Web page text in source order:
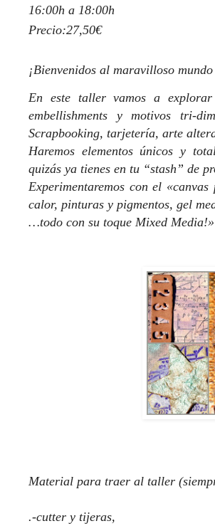
16:00h a 18:00h
Precio:27,50€
¡Bienvenidos al maravilloso
En este taller vamos a
embellishments y motivos tri-
Scrapbooking, tarjetería, arte
Haremos elementos únicos y
quizás ya tienes en tu “stash” de
Experimentaremos con el
calor, pinturas y pigmentos, gel
…todo con su toque Mixed Media!»
Material para traer al taller
.-cutter y tijeras,